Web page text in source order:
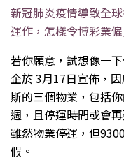
新冠肺炎疫情導致全
運作，怎樣令博彩業
若你願意，試想像一
企於 3月17日宣佈，
斯的三個物業，包括
週，且停運時間或會
雖然物業停運，但
假。